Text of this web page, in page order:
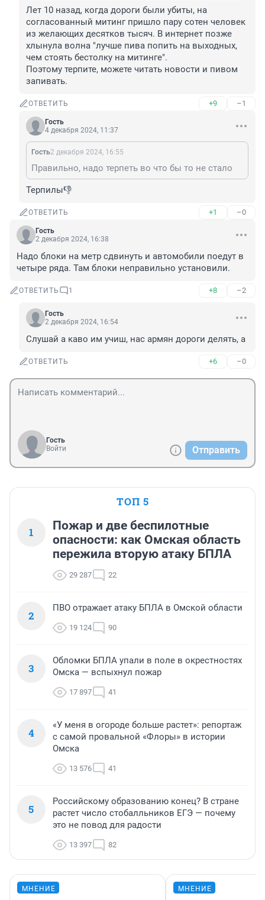
Лет 10 назад, когда дороги были убиты, на
согласованный митинг пришло пару сотен человек
из желающих десятков тысяч. В интернет позже
хлынула волна "лучше пива попить на выходных,
чем стоять бестолку на митинге".
Поэтому терпите, можете читать новости и пивом
запивать.
ОТВЕТИТЬ +9 –1
Гость
4 декабря 2024, 11:37
Гость2 декабря 2024, 16:55
Правильно, надо терпеть во что бы то не стало
Терпилы👎
ОТВЕТИТЬ +1 –0
Гость
2 декабря 2024, 16:38
Надо блоки на метр сдвинуть и автомобили поедут в
четыре ряда. Там блоки неправильно установили.
ОТВЕТИТЬ 1 +8 –2
Гость
2 декабря 2024, 16:54
Слушай а каво им учиш, нас армян дороги делять, а
ОТВЕТИТЬ +6 –0
Гость
Войти
Отправить
ТОП 5
1
Пожар и две беспилотные
опасности: как Омская область
пережила вторую атаку БПЛА
29 287 22
2
ПВО отражает атаку БПЛА в Омской области
19 124 90
3
Обломки БПЛА упали в поле в окрестностях
Омска — вспыхнул пожар
17 897 41
4
«У меня в огороде больше растет»: репортаж
с самой провальной «Флоры» в истории
Омска
13 576 41
5
Российскому образованию конец? В стране
растет число стобалльников ЕГЭ — почему
это не повод для радости
13 397 82
МНЕНИЕ МНЕНИЕ